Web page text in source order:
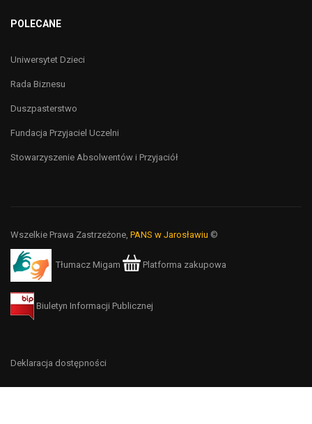
POLECANE
Uniwersytet Dzieci
Rada Biznesu
Duszpasterstwo
Fundacja Przyjaciel Uczelni
Stowarzyszenie Absolwentów i Przyjaciół
Wszelkie Prawa Zastrzeżone, PANS w Jarosławiu ©
Tłumacz Migam Platforma zakupowa
Biuletyn Informacji Publicznej
Deklaracja dostępności